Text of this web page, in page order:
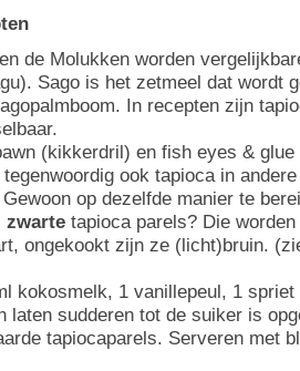
de Molukken worden
Sago is het zetmeel dat wordt
In recepten zijn
(kikkerdril) en fish eyes &
ook tapioca in
op dezelfde manier te
zwarte tapioca parels? Die
ongekookt zijn ze (licht)bruin.
kokosmelk, 1 vanillepeul, 1 spriet
laten sudderen tot de suiker is
tapiocaparels. Serveren met